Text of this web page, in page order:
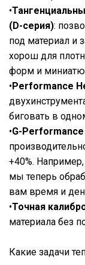
•
(D-серия):
под материал и
хорош для
форм и
•Performance
биговать в
•G-
+40%.
мы теперь
вам время и
•Точная
материала без
Какие задачи